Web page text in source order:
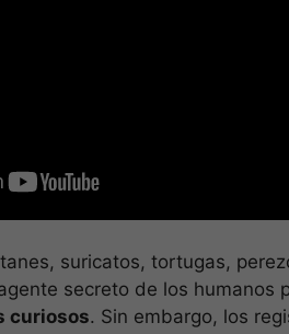
suricatos, tortugas,
secreto de los humanos
curiosos. Sin embargo, los